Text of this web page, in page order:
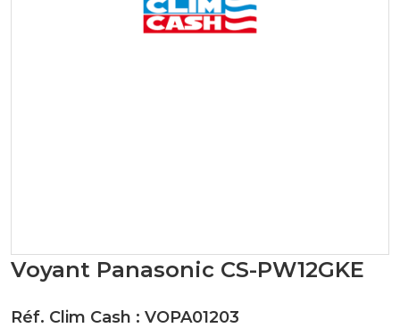
Voyant Panasonic CS-PW12GKE
Réf. Clim Cash : VOPA01203